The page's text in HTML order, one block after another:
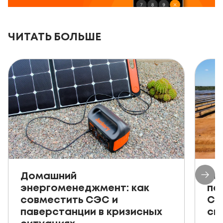
ЧИТАТЬ БОЛЬШЕ
Домашний
энергоменеджмент: как
совместить СЭС и
паверстанции в кризисных